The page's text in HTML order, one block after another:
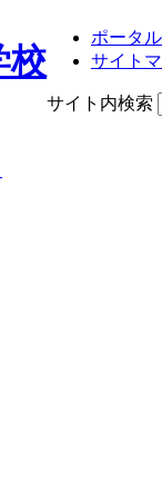
ポータ
サイト
サイト内検索